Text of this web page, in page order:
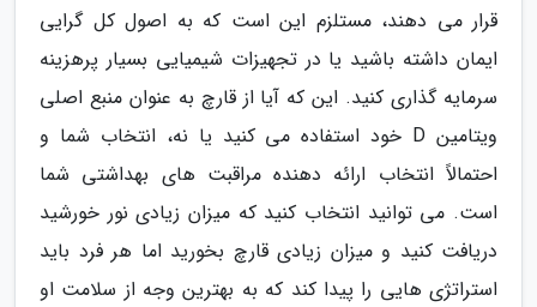
قرار می دهند، مستلزم این است که به اصول کل گرایی
ایمان داشته باشید یا در تجهیزات شیمیایی بسیار پرهزینه
سرمایه گذاری کنید. این که آیا از قارچ به عنوان منبع اصلی
ویتامین D خود استفاده می کنید یا نه، انتخاب شما و
احتمالاً انتخاب ارائه دهنده مراقبت های بهداشتی شما
است. می توانید انتخاب کنید که میزان زیادی نور خورشید
دریافت کنید و میزان زیادی قارچ بخورید اما هر فرد باید
استراتژی هایی را پیدا کند که به بهترین وجه از سلامت او